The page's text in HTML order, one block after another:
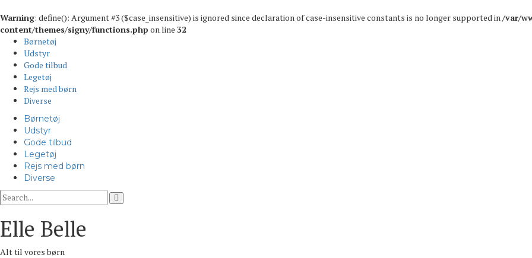
Warning: define(): Argument #3 ($case_insensitive) is ignored since declaration of case-insensitive constants is no longer supported in/var/
content/themes/signy/functions.php on line 32
Børnetøj
Udstyr
Gode tilbud
Legetøj
Rejs med børn
Diverse
Børnetøj
Udstyr
Gode tilbud
Legetøj
Rejs med børn
Diverse
Elle Belle
Alt til vores børn